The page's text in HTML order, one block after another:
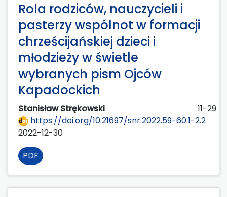
Rola rodziców, nauczycieli i
pasterzy wspólnot w formacji
chrześcijańskiej dzieci i
młodzieży w świetle
wybranych pism Ojców
Kapadockich
Stanisław Strękowski
11-29
https://doi.org/10.21697/snr.2022.59-60.1-2.2
2022-12-30
PDF